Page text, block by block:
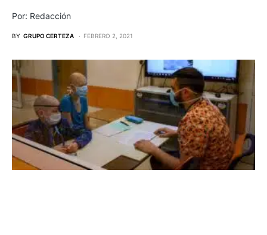
Por: Redacción
BY GRUPO CERTEZA FEBRERO 2, 2021